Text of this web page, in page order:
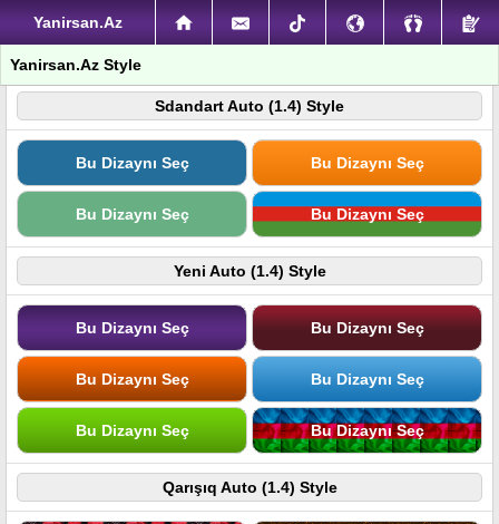
Yanirsan.Az
Yanirsan.Az Style
Sdandart Auto (1.4) Style
Bu Dizaynı Seç Bu Dizaynı Seç
Bu Dizaynı Seç Bu Dizaynı Seç
Yeni Auto (1.4) Style
Bu Dizaynı Seç Bu Dizaynı Seç
Bu Dizaynı Seç Bu Dizaynı Seç
Bu Dizaynı Seç Bu Dizaynı Seç
Qarışıq Auto (1.4) Style